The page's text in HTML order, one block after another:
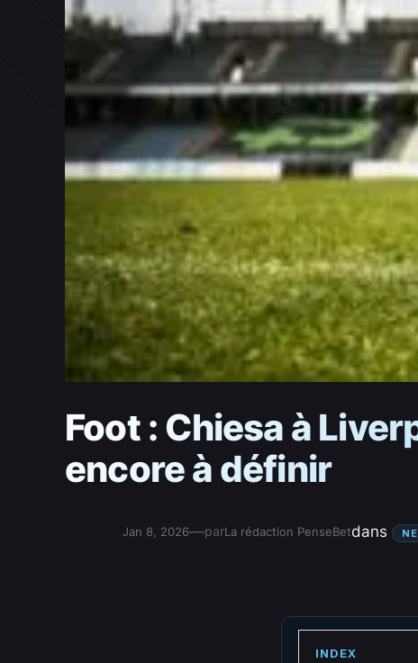
Foot : Chiesa à
encore à définir
Jan 8, 2026—parLa rédaction PenseBetdans
INDEX